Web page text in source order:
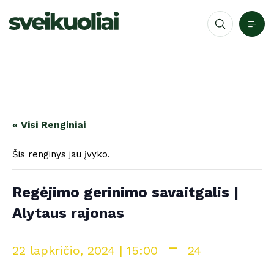
« Visi Renginiai
Šis renginys jau įvyko.
Regėjimo gerinimo savaitgalis |
Alytaus rajonas
22 lapkričio, 2024 | 15:00 - 24